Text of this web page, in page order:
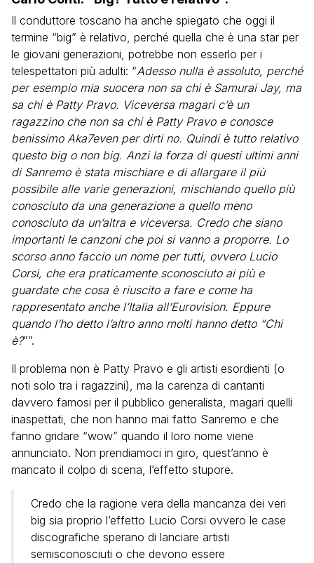
Il conduttore toscano ha anche spiegato che oggi il
termine “big” è relativo, perché quella che è una star per
le giovani generazioni, potrebbe non esserlo per i
telespettatori più adulti: “Adesso nulla è assoluto, perché
per esempio mia suocera non sa chi è Samurai Jay, ma
sa chi è Patty Pravo. Viceversa magari c’è un
ragazzino che non sa chi è Patty Pravo e conosce
benissimo Aka7even per dirti no. Quindi è tutto relativo
questo big o non big. Anzi la forza di questi ultimi anni
di Sanremo è stata mischiare e di allargare il più
possibile alle varie generazioni, mischiando quello più
conosciuto da una generazione a quello meno
conosciuto da un’altra e viceversa. Credo che siano
importanti le canzoni che poi si vanno a proporre. Lo
scorso anno faccio un nome per tutti, ovvero Lucio
Corsi, che era praticamente sconosciuto ai più e
guardate che cosa è riuscito a fare e come ha
rappresentato anche l’Italia all’Eurovision. Eppure
quando l’ho detto l’altro anno molti hanno detto “Chi
è?””.
Il problema non è Patty Pravo e gli artisti esordienti (o
noti solo tra i ragazzini), ma la carenza di cantanti
davvero famosi per il pubblico generalista, magari quelli
inaspettati, che non hanno mai fatto Sanremo e che
fanno gridare “wow” quando il loro nome viene
annunciato. Non prendiamoci in giro, quest’anno è
mancato il colpo di scena, l’effetto stupore.
Credo che la ragione vera della mancanza dei veri
big sia proprio l’effetto Lucio Corsi ovvero le case
discografiche sperano di lanciare artisti
semisconosciuti o che devono essere